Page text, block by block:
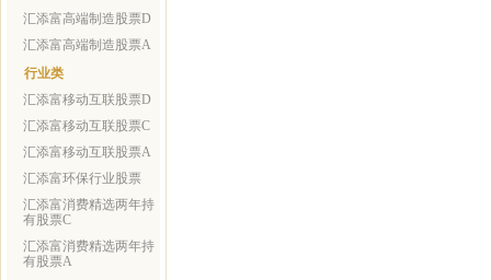
汇添富高端制造股票D
汇添富高端制造股票A
行业类
汇添富移动互联股票D
汇添富移动互联股票C
汇添富移动互联股票A
汇添富环保行业股票
汇添富消费精选两年持
有股票C
汇添富消费精选两年持
有股票A